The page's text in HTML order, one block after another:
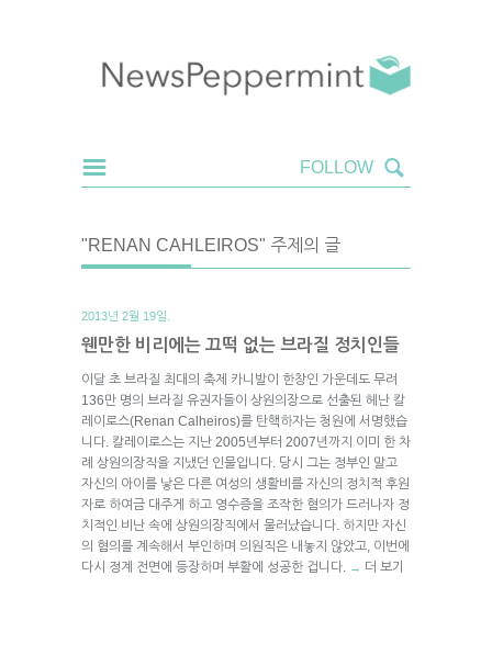
"RENAN CAHLEIROS" 주제의 글
2013년 2월 19일.
웬만한 비리에는 끄떡 없는 브라질 정치인들
이달 초 브라질 최대의 축제 카니발이 한창인 가운데도 무려
136만 명의 브라질 유권자들이 상원의장으로 선출된 헤난 칼
레이로스(Renan Calheiros)를 탄핵하자는 청원에 서명했습
니다. 칼레이로스는 지난 2005년부터 2007년까지 이미 한 차
례 상원의장직을 지냈던 인물입니다. 당시 그는 정부인 말고
자신의 아이를 낳은 다른 여성의 생활비를 자신의 정치적 후원
자로 하여금 대주게 하고 영수증을 조작한 혐의가 드러나자 정
치적인 비난 속에 상원의장직에서 물러났습니다. 하지만 자신
의 혐의를 계속해서 부인하며 의원직은 내놓지 않았고, 이번에
다시 정계 전면에 등장하며 부활에 성공한 겁니다.
→ 더 보기